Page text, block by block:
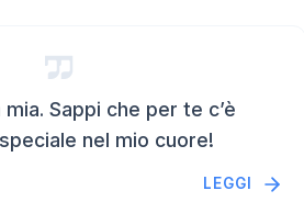
Sappi che per te c’è
nel mio cuore!
LEGGI